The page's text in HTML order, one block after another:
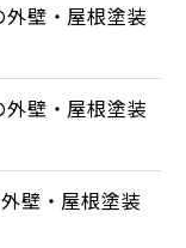
壁・屋根塗装
壁・屋根塗装
壁・屋根塗装